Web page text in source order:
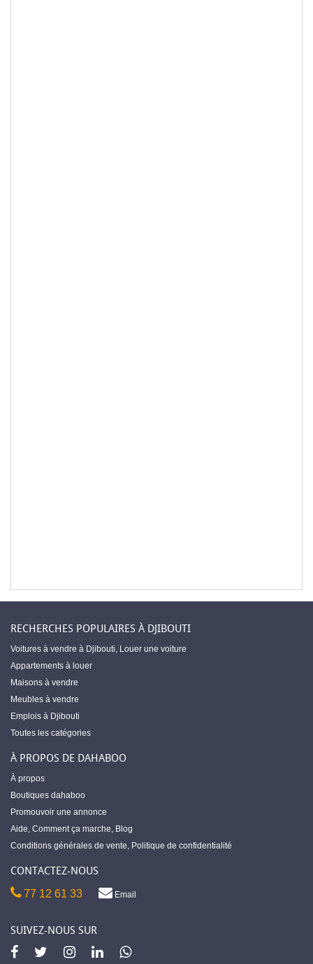
RECHERCHES POPULAIRES À DJIBOUTI
Voitures à vendre à Djibouti, Louer une voiture
Appartements à louer
Maisons à vendre
Meubles à vendre
Emplois à Djibouti
Toutes les catégories
À PROPOS DE DAHABOO
À propos
Boutiques dahaboo
Promouvoir une annonce
Aide, Comment ça marche, Blog
Conditions générales de vente, Politique de confidentialité
CONTACTEZ-NOUS
77 12 61 33 Email
SUIVEZ-NOUS SUR